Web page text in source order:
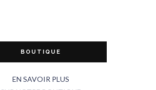
BOUTIQUE
EN SAVOIR PLUS